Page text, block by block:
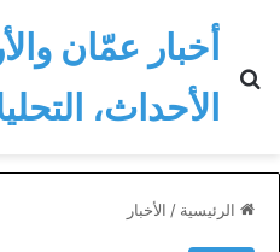
أخبار عمّان
الأحداث،
الرئيسية / الأخبار